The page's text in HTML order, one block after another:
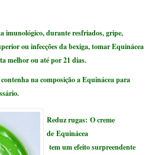
imunológico, durante resfriados, gripe,
ou infecções da bexiga, tomar Equinácea
melhor ou até por 21 dias.
na composição a Equinácea para
Reduz rugas:O creme
de Equinácea
tem um efeito surpreendente